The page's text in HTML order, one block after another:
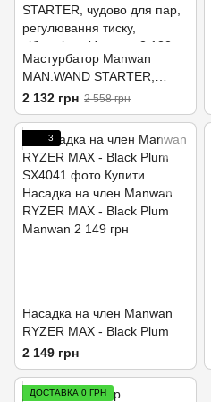
Мастурбатор Manwan
MAN.WAND STARTER,
чудово для пар,
регулювання тиску,
вібромінет
2 132 грн 2 558 грн
3
Насадка на член Manwan
RYZER MAX - Black Plum
2 149 грн
ДОСТАВКА 0 ГРН